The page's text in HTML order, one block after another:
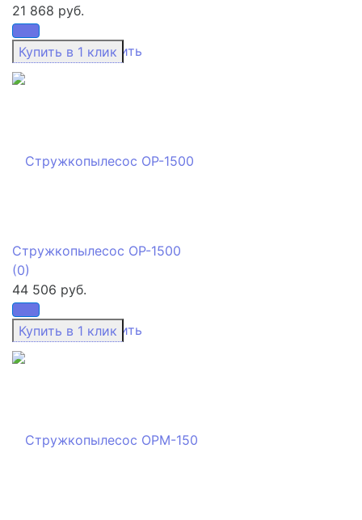
избранное сравнить
21 868 руб.
избранное сравнить
Стружкопылесос OP-1500
(0)
44 506 руб.